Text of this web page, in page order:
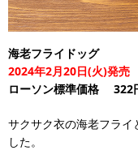
海老フライドッグ
2024年2月20日(火)発売
ローソン標準価格
322
サクサク衣の海老フライ
した。